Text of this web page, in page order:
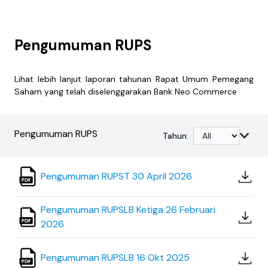
Pengumuman RUPS
Lihat lebih lanjut laporan tahunan Rapat Umum Pemegang
Saham yang telah diselenggarakan Bank Neo Commerce
Pengumuman RUPS Tahun:
Pengumuman RUPST 30 April 2026
Pengumuman RUPSLB Ketiga 26 Februari
2026
Pengumuman RUPSLB 16 Okt 2025